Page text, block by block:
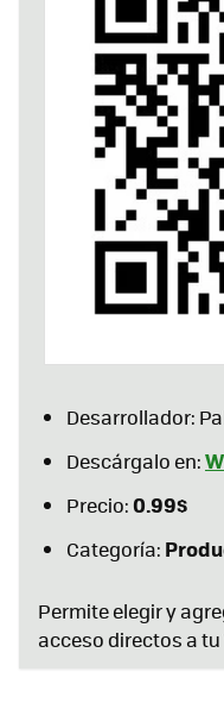
Desarrollador:
Descárgalo en:
Precio:0.99$
Categoría:
Permite elegir y
acceso directos a